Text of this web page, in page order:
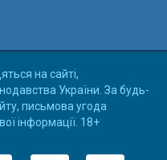
на сайті,
України. За будь-
письмова угода
інформації. 18+